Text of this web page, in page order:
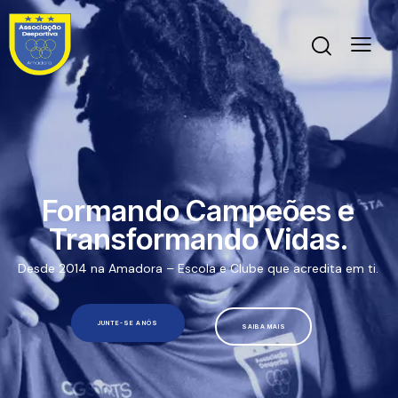
SAIBA MAIS
JUNTE-SE A NÓS
Desde 2014 na Amadora – Escola e Clube que acredita em ti.
Formando Campeões e
Transformando Vidas.